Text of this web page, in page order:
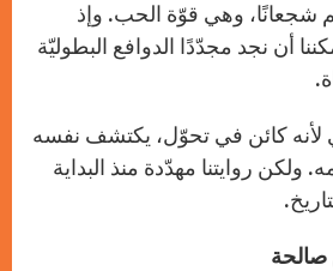
شجعانًا، وهي قوّة الحب. وإذ
أن نجد مجدّدًا الدوافع البطوليّة
لأنه كائن في تحوّل، يكتشف نفسه
ولكن روايتنا مهدّدة منذ البداية